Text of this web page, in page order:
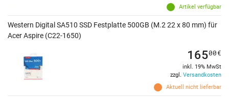
Artikel verfügbar
Western Digital SA510 SSD Festplatte 500GB (M.2 22 x 80 mm) für
Acer Aspire (C22-1650)
Aktuell nicht lieferbar
16500€
inkl. 19% MwSt
zzgl. Versandkosten